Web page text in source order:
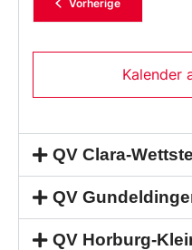
Vorherige
Kalender
QV Clara-
QV
QV Horburg-